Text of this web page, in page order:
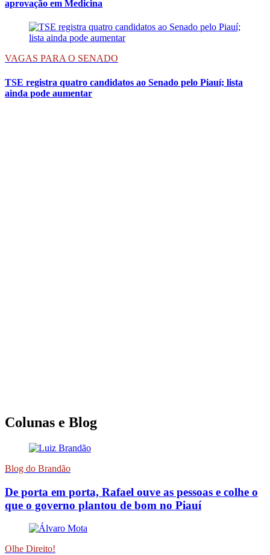
aprovação em Medicina
VAGAS PARA O SENADO
TSE registra quatro candidatos ao Senado pelo Piauí; lista
ainda pode aumentar
Colunas e Blog
Blog do Brandão
De porta em porta, Rafael ouve as pessoas e colhe o
que o governo plantou de bom no Piauí
Olhe Direito!